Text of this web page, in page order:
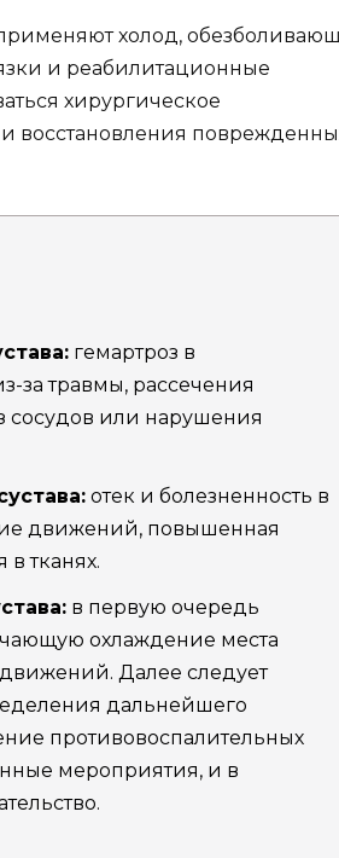
холод,
и реабилитационные
хирургическое
восстановления
гемартроз в
за травмы, рассечения
сосудов или нарушения
отек и болезненность в
движений, повышенная
тканях.
в первую очередь
охлаждение места
Далее следует
дальнейшего
противовоспалительных
мероприятия, и в